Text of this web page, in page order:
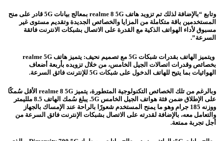
وتابع “بالإضافة لذلك تم تزويد هاتف realme 8 5G بمعالج بيانات 5G قادر على منح
المستخدمين باقة متكاملة من المزايا والخصائص الجديدة وتقديم مستوى غير
مسبوق لأداء الهواتف الذكية مع القدرة على الاتصال بشبكات الانترنت فائقة
السرعة”.
ويتميز الهاتف ب
قدرات شبكات 5G مع تصميم نحيف: يتميز هاتف realme 5G
بخصائص وقدرات اتصالات الجيل الخامس، من خلال تزويده بأربعة أضعاف
الهوائيات بما يتيح للهاتف الدخول على شبكات 5G للإنترنت فائق السرعة.
وبالرغم من تلك الخصائص التكنولوجية المتطورة، يتميز realme 8 5G الأقل سُمكًا
على الإطلاق ضمن فئة هواتف الجيل الخامس 5G. يبلغ سُمك الهاتف 8.5 ملليمتر
ووزنه 185 جرام وهو ما يمنح المستخدم شعورًا بالراحة عند الإمساك بالجهاز
والتعامل معه، بالإضافة لقدرته على الاتصال بشبكات الإنترنت فائق السرعة من
أجل تجربة ممتعة.